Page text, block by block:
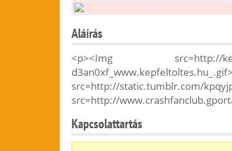
Aláírás
<p><Img src=http://
src=http://static.tumblr.com/
src=http://
Kapcsolattartás